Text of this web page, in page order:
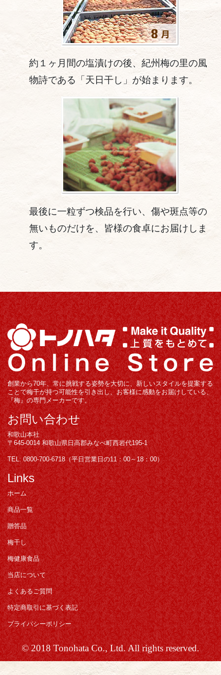
約１ヶ月間の塩漬けの後、紀州梅の里の風
物詩である「天日干し」が始まります。
最後に一粒ずつ検品を行い、傷や斑点等の
無いものだけを、皆様の食卓にお届けしま
す。
創業から70年、常に挑戦する姿勢を大切に、新しいスタイルを提案する
ことで梅干が持つ可能性を引き出し、お客様に感動をお届けしている、
『梅』の専門メーカーです。
お問い合わせ
和歌山本社
〒645-0014 和歌山県日高郡みなべ町西岩代195-1
TEL: 0800-700-6718（平日営業日の11：00～18：00）
Links
ホーム
商品一覧
贈答品
梅干し
梅健康食品
当店について
よくあるご質問
特定商取引に基づく表記
プライバシーポリシー
© 2018 Tonohata Co., Ltd. All rights reserved.